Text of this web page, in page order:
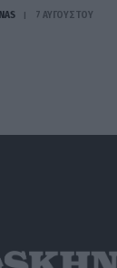
7 ΑΥΓΟΎΣΤΟΥ